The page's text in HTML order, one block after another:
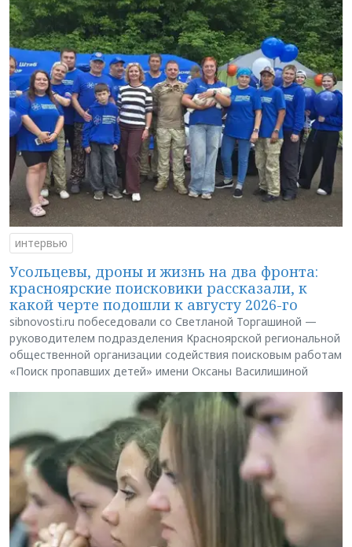
интервью
Усольцевы, дроны и жизнь на два фронта:
красноярские поисковики рассказали, к
какой черте подошли к августу 2026-го
sibnovosti.ru побеседовали со Светланой Торгашиной —
руководителем подразделения Красноярской региональной
общественной организации содействия поисковым работам
«Поиск пропавших детей» имени Оксаны Василишиной